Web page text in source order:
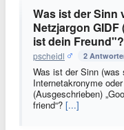
Was ist der Sinn
Netzjargon
ist dein Freund"?
pscheidl 2
Was ist der Sinn (was
Internetakronyme
(Ausgeschrieben)
friend“? [...]